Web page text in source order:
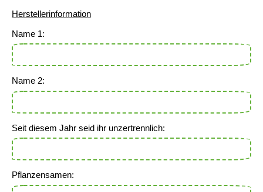
Herstellerinformation
Name 1:
Name 2:
Seit diesem Jahr seid ihr unzertrennlich:
Pflanzensamen: